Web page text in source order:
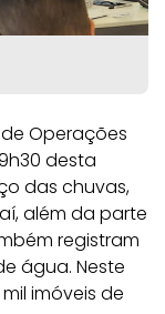
Operações
desta
das chuvas,
além da parte
registram
água. Neste
imóveis de